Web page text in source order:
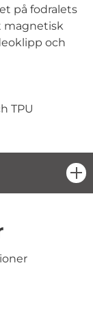
på fodralets
magnetisk
och
TPU